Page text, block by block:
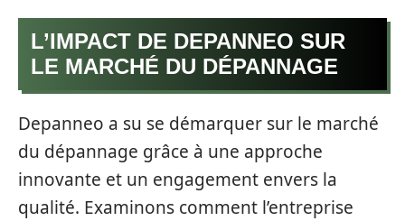
L’IMPACT DE DEPANNEO SUR
LE MARCHÉ DU DÉPANNAGE
Depanneo a su se démarquer sur le marché
du dépannage grâce à une approche
innovante et un engagement envers la
qualité. Examinons comment l’entreprise